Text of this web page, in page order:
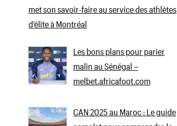
met son savoir-faire au service des athlètes
d’élite à Montréal
Les bons plans pour parier
malin au Sénégal –
melbet.africafoot.com
CAN 2025 au Maroc : Le guide